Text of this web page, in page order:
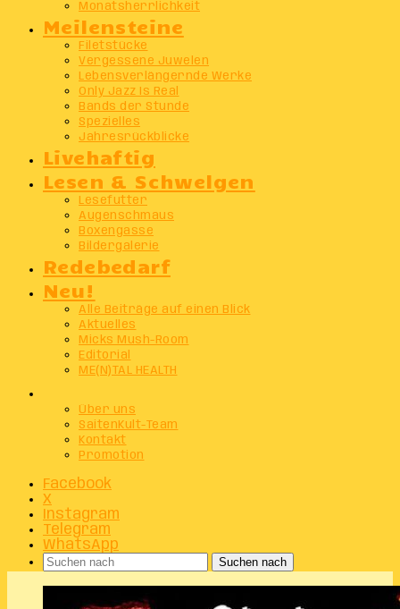
Monatsherrlichkeit
Meilensteine
Filetstücke
Vergessene Juwelen
Lebensverlängernde Werke
Only Jazz Is Real
Bands der Stunde
Spezielles
Jahresrückblicke
Livehaftig
Lesen & Schwelgen
Lesefutter
Augenschmaus
Boxengasse
Bildergalerie
Redebedarf
Neu!
Alle Beiträge auf einen Blick
Aktuelles
Micks Mush-Room
Editorial
ME(N)TAL HEALTH
Über uns
SaitenKult-Team
Kontakt
Promotion
Facebook
X
Instagram
Telegram
WhatsApp
Suchen nach